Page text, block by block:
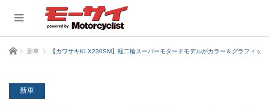
ホーム 新車 【カワサキKLX230SM】軽二輪スーパーモタードモデルがカラー＆グラフィッ
新車